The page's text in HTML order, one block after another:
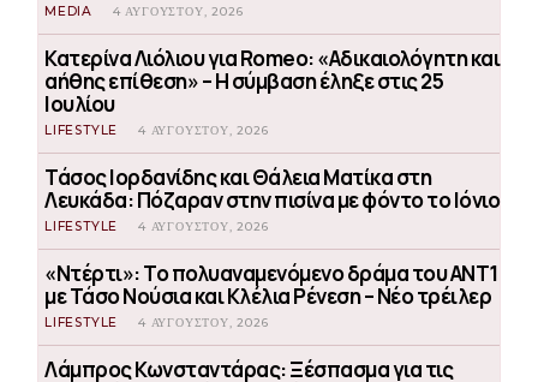
MEDIA 4 ΑΥΓΟΎΣΤΟΥ, 2026
Κατερίνα Λιόλιου για Romeo: «Αδικαιολόγητη και
αήθης επίθεση» – Η σύμβαση έληξε στις 25
Ιουλίου
LIFESTYLE 4 ΑΥΓΟΎΣΤΟΥ, 2026
Τάσος Ιορδανίδης και Θάλεια Ματίκα στη
Λευκάδα: Πόζαραν στην πισίνα με φόντο το Ιόνιο
LIFESTYLE 4 ΑΥΓΟΎΣΤΟΥ, 2026
«Ντέρτι»: Το πολυαναμενόμενο δράμα του ΑΝΤ1
με Τάσο Νούσια και Κλέλια Ρένεση – Νέο τρέιλερ
LIFESTYLE 4 ΑΥΓΟΎΣΤΟΥ, 2026
Λάμπρος Κωνσταντάρας: Ξέσπασμα για τις